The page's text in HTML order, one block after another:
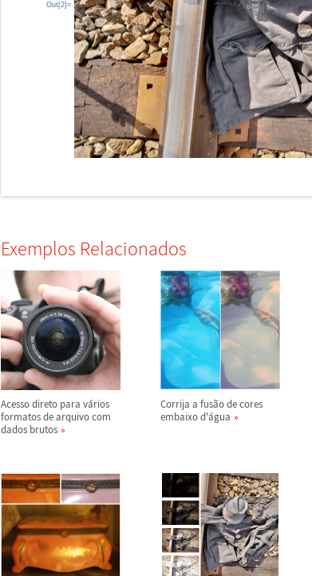
Out[2]=
Exemplos Relacionados
Acesso direto para vários
formatos de arquivo com
dados brutos
Corrija a fusão de cores
embaixo d'água